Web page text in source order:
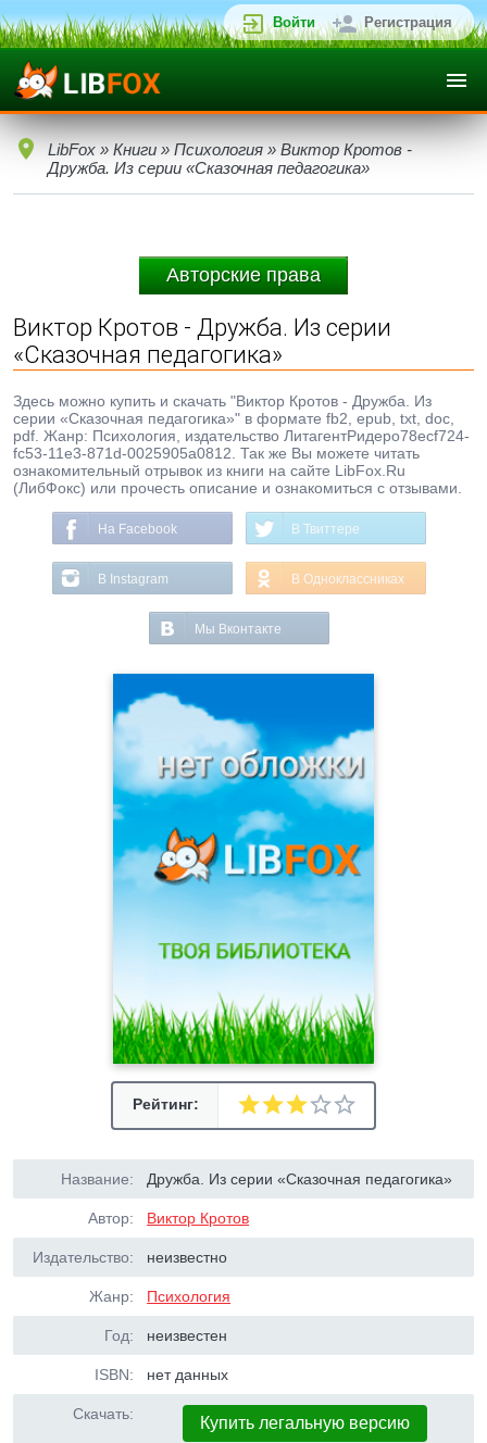
Войти Регистрация
LibFox » Книги » Психология » Виктор Кротов -
Дружба. Из серии «Сказочная педагогика»
Авторские права
Виктор Кротов - Дружба. Из серии
«Сказочная педагогика»
Здесь можно купить и скачать "Виктор Кротов - Дружба. Из
серии «Сказочная педагогика»" в формате fb2, epub, txt, doc,
pdf. Жанр: Психология, издательство ЛитагентРидеро78ecf724-
fc53-11e3-871d-0025905a0812. Так же Вы можете читать
ознакомительный отрывок из книги на сайте LibFox.Ru
(ЛибФокс) или прочесть описание и ознакомиться с отзывами.
На Facebook В Твиттере
В Instagram В Одноклассниках
Мы Вконтакте
Рейтинг:
Название: Дружба. Из серии «Сказочная педагогика»
Автор: Виктор Кротов
Издательство: неизвестно
Жанр: Психология
Год: неизвестен
ISBN: нет данных
Скачать: Купить легальную версию